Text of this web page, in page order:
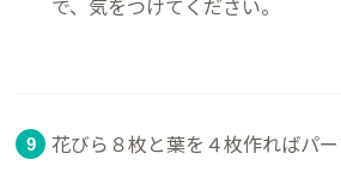
で、気をつけてください。
花びら８枚と葉を４枚作ればパー